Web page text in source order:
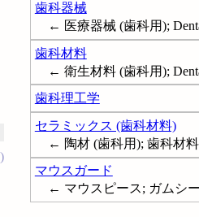
歯科器械
← 医療器械 (歯科用);
歯科材料
← 衛生材料 (歯科用);
歯科理工学
セラミックス (歯科材料)
← 陶材 (歯科用); 歯科材料
マウスガード
← マウスピース; ガムシ